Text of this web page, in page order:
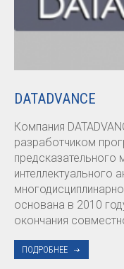
DATADVANCE
Компания
разработчиком
предсказательного
интеллектуального
основана в 2010
окончания
ПОДРОБНЕЕ